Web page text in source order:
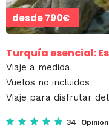
desde790€
Turquía esencial:
Viaje a medida
Vuelos no incluidos
Viaje para disfrutar
34